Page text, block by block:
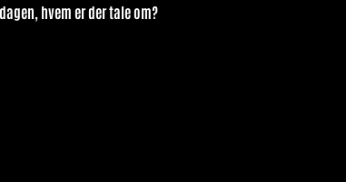
hvem er der tale om?